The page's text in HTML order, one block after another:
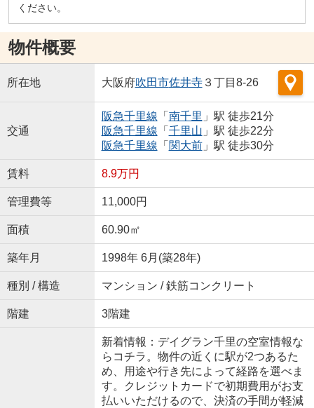
ください。
物件概要
所在地 大阪府吹田市佐井寺３丁目8-26
交通
阪急千里線 「 南千里 」駅 徒歩21分
阪急千里線 「 千里山 」駅 徒歩22分
阪急千里線 「 関大前」駅 徒歩30分
賃料 8.9万円
管理費等 11,000円
面積 60.90㎡
築年月 1998年 6月(築28年)
種別 / 構造 マンション / 鉄筋コンクリート
階建 3階建
新着情報：デイグラン千里の空室情報な
らコチラ。物件の近くに駅が2つあるた
め、用途や行き先によって経路を選べま
す。クレジットカードで初期費用がお支
払いいただけるので、決済の手間が軽減